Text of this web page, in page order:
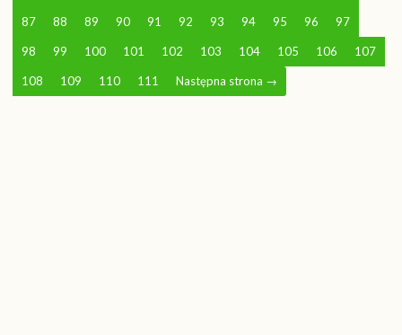
87 88 89 90 91 92 93 94 95 96 97
98 99 100 101 102 103 104 105 106 107
108 109 110 111 Następna strona →